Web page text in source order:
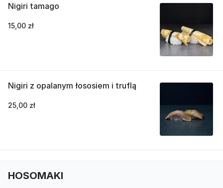
Nigiri tamago
15,00 zł
Nigiri z opalanym łososiem i truflą
25,00 zł
HOSOMAKI